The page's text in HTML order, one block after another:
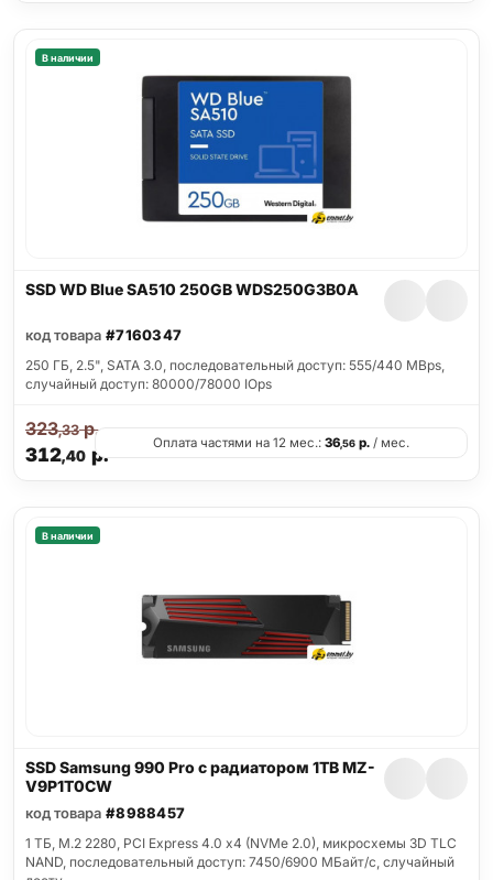
В наличии
SSD WD Blue SA510 250GB WDS250G3B0A
код товара #7160347
250 ГБ, 2.5", SATA 3.0, последовательный доступ: 555/440 MBps,
случайный доступ: 80000/78000 IOps
312,40р.
323,33р.
Оплата частями на 12 мес.: 36,56 р. / мес.
В наличии
SSD Samsung 990 Pro с радиатором 1TB MZ-
V9P1T0CW
код товара #8988457
1 ТБ, M.2 2280, PCI Express 4.0 x4 (NVMe 2.0), микросхемы 3D TLC
NAND, последовательный доступ: 7450/6900 МБайт/с, случайный